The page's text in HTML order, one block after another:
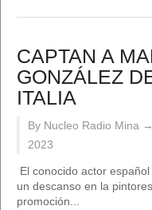
CAPTAN A
GONZÁLEZ
ITALIA
By Nucleo Radio Mina →
2023
El conocido actor
un descanso en la
promoción...